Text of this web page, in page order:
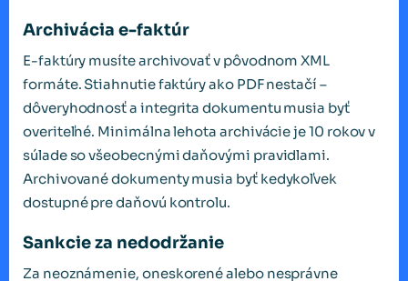
Archivácia e-faktúr
E-faktúry musíte archivovať v pôvodnom XML
formáte. Stiahnutie faktúry ako PDF nestačí –
dôveryhodnosť a integrita dokumentu musia byť
overiteľné. Minimálna lehota archivácie je 10 rokov v
súlade so všeobecnými daňovými pravidlami.
Archivované dokumenty musia byť kedykoľvek
dostupné pre daňovú kontrolu.
Sankcie za nedodržanie
Za neoznámenie, oneskorené alebo nesprávne